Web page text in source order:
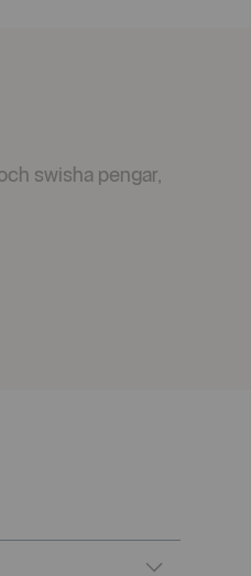
swisha pengar,
Collapse